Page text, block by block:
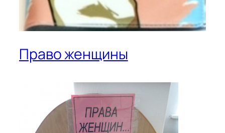
Право женщины